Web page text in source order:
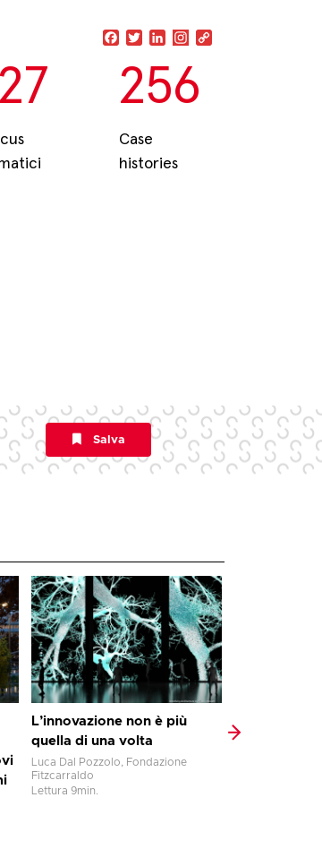
Facebook
TwitterLinkedIn
27 256
Case
histories
Salva
L’innovazione non è più
quella di una volta
Luca Dal Pozzolo, Fondazione
Fitzcarraldo
Lettura 9min.